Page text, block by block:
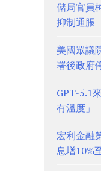
儲局官員
抑制通脹
美國眾議
署後政府
GPT-5.1
有溫度」
宏利金融
息增10%